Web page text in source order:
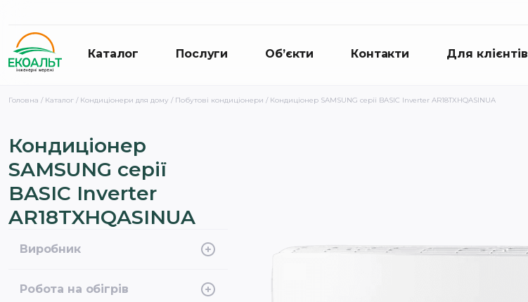
Каталог Послуги Об’єкти Контакти Для клієнтів
Головна / Каталог / Кондиціонери для дому / Побутові кондиціонери / Кондиціонер SAMSUNG серії BASIC Inverter AR18TXHQASINUA
Кондиціонер
SAMSUNG серії
BASIC Inverter
AR18TXHQASINUA
Виробник
Робота на обігрів